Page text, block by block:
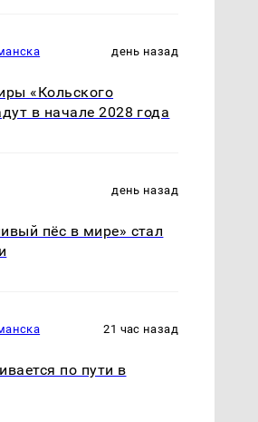
день назад
«Кольского
в начале 2028 года
день назад
пёс в мире» стал
21 час назад
по пути в